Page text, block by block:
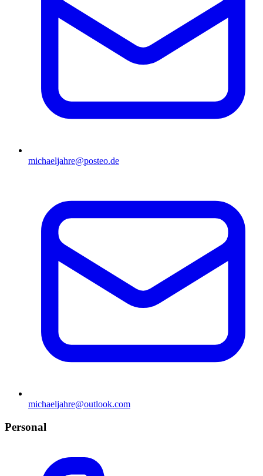
michaeljahre@posteo.de
michaeljahre@outlook.com
Personal